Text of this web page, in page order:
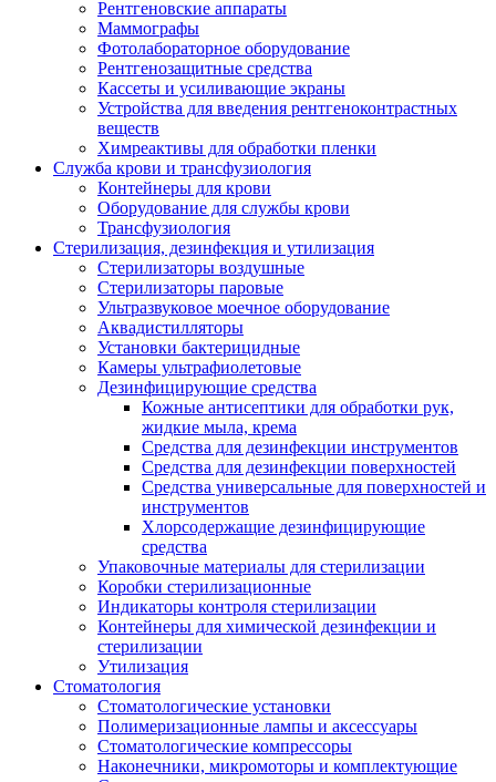
Рентгеновские аппараты
Маммографы
Фотолабораторное оборудование
Рентгенозащитные средства
Кассеты и усиливающие экраны
Устройства для введения рентгеноконтрастных
веществ
Химреактивы для обработки пленки
Служба крови и трансфузиология
Контейнеры для крови
Оборудование для службы крови
Трансфузиология
Стерилизация, дезинфекция и утилизация
Стерилизаторы воздушные
Стерилизаторы паровые
Ультразвуковое моечное оборудование
Аквадистилляторы
Установки бактерицидные
Камеры ультрафиолетовые
Дезинфицирующие средства
Кожные антисептики для обработки рук,
жидкие мыла, крема
Средства для дезинфекции инструментов
Средства для дезинфекции поверхностей
Средства универсальные для поверхностей и
инструментов
Хлорсодержащие дезинфицирующие
средства
Упаковочные материалы для стерилизации
Коробки стерилизационные
Индикаторы контроля стерилизации
Контейнеры для химической дезинфекции и
стерилизации
Утилизация
Стоматология
Стоматологические установки
Полимеризационные лампы и аксессуары
Стоматологические компрессоры
Наконечники, микромоторы и комплектующие